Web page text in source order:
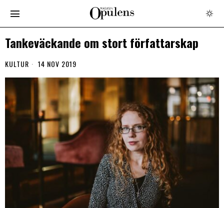
Tankeväckande om stort författarskap
KULTUR 14 NOV 2019